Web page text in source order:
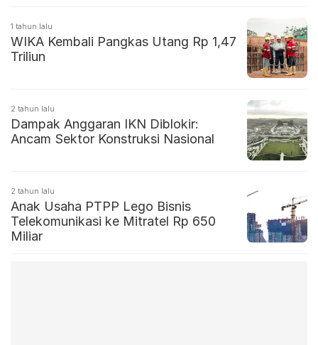
1 tahun lalu
WIKA Kembali Pangkas Utang Rp 1,47
Triliun
2 tahun lalu
Dampak Anggaran IKN Diblokir:
Ancam Sektor Konstruksi Nasional
2 tahun lalu
Anak Usaha PTPP Lego Bisnis
Telekomunikasi ke Mitratel Rp 650
Miliar